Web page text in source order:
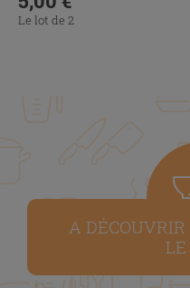
Le lot de 2
A
LE